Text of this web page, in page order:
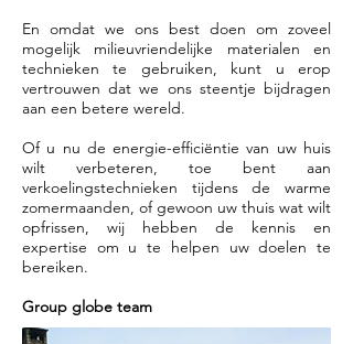
En omdat we ons best doen om zoveel
mogelijk milieuvriendelijke materialen en
technieken te gebruiken, kunt u erop
vertrouwen dat we ons steentje bijdragen
aan een betere wereld.
Of u nu de energie-efficiëntie van uw huis
wilt verbeteren, toe bent aan
verkoelingstechnieken tijdens de warme
zomermaanden, of gewoon uw thuis wat wilt
opfrissen, wij hebben de kennis en
expertise om u te helpen uw doelen te
bereiken.
Group globe team